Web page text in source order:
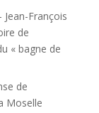
Jean-François
de
« bagne de
de
Moselle